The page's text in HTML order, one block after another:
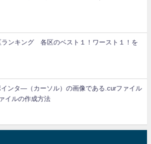
ランキング 各区のベスト１！ワースト１！を
インタ―（カーソル）の画像である.curファイル
イルの作成方法